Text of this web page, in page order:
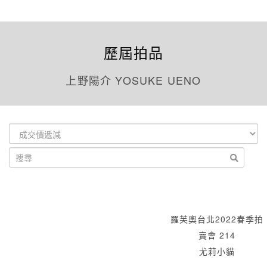
歷屆拍品
上野陽介 YOSUKE UENO
羅芙奧台北2022春季拍
賣會 214
尤莉小貓